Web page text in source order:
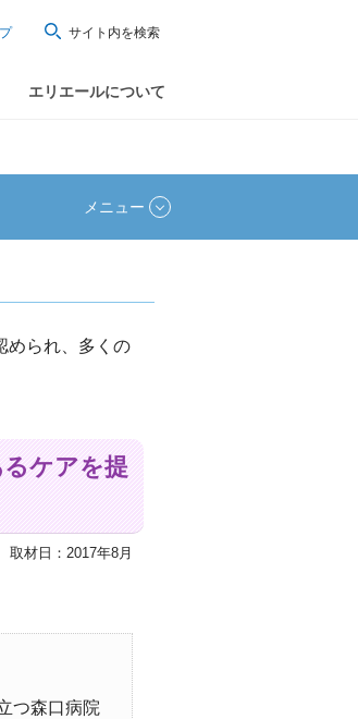
エリエールについて
サイト内を検索
メニュー
められ、多くの
ケアを提
取材日：2017年8月
つ森口病院